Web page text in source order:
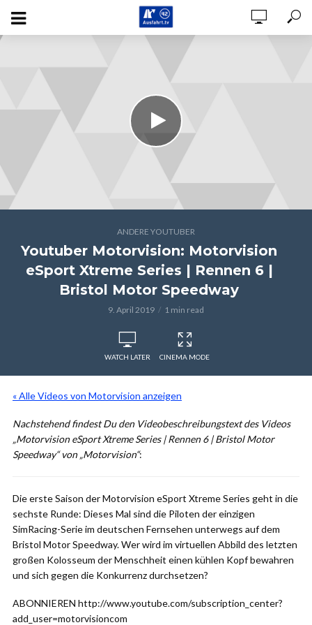
ANDERE YOUTUBER
Youtuber Motorvision: Motorvision
eSport Xtreme Series | Rennen 6 |
Bristol Motor Speedway
9. April 2019 1 min read
WATCH LATER CINEMA MODE
« Alle Videos von Motorvision anzeigen
Nachstehend findest Du den Videobeschreibungstext des Videos
„Motorvision eSport Xtreme Series | Rennen 6 | Bristol Motor
Speedway“ von „Motorvision“:
Die erste Saison der Motorvision eSport Xtreme Series geht in die
sechste Runde: Dieses Mal sind die Piloten der einzigen
SimRacing-Serie im deutschen Fernsehen unterwegs auf dem
Bristol Motor Speedway. Wer wird im virtuellen Abbild des letzten
großen Kolosseum der Menschheit einen kühlen Kopf bewahren
und sich gegen die Konkurrenz durchsetzen?
ABONNIEREN http://www.youtube.com/subscription_center?
add_user=motorvisioncom